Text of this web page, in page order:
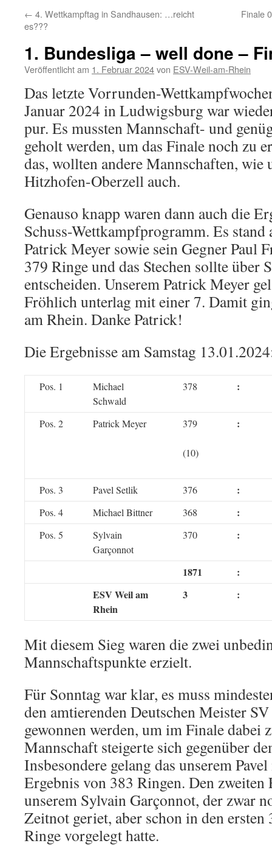
← 4. Wettkampftag in Sandhausen: …reicht
es???
Finale
1. Bundesliga – well done –
Veröffentlicht am 1. Februar 2024von ESV-Weil-am-Rhein
Das letzte Vorrunden-
Januar 2024 in Ludwigsburg war
pur. Es mussten Mannschaft- und
geholt werden, um das Finale noch zu
das, wollten andere Mannschaften, wie
Hitzhofen-Oberzell auch.
Genauso knapp waren dann auch die
Schuss-Wettkampfprogramm. Es
Patrick Meyer sowie sein Gegner Paul
379 Ringe und das Stechen sollte über
entscheiden. Unserem Patrick Meyer
Fröhlich unterlag mit einer 7. Damit
am Rhein. Danke Patrick!
Die Ergebnisse am Samstag
Pos. 1
Michael
Schwald
378 :
Pos. 2 Patrick Meyer 379
(10)
:
Pos. 3 Pavel Setlik 376 :
Pos. 4 Michael Bittner 368 :
Pos. 5
Sylvain
Garçonnot
370 :
1871
:
ESV Weil am
Rhein
3 :
Mit diesem Sieg waren die zwei
Mannschaftspunkte erzielt.
Für Sonntag war klar, es muss
den amtierenden Deutschen Meister
gewonnen werden, um im Finale dabei
Mannschaft steigerte sich gegenüber
Insbesondere gelang das unserem
Ergebnis von 383 Ringen. Den zweiten
unserem Sylvain Garçonnot, der zwar
Zeitnot geriet, aber schon in den ersten
Ringe vorgelegt hatte.